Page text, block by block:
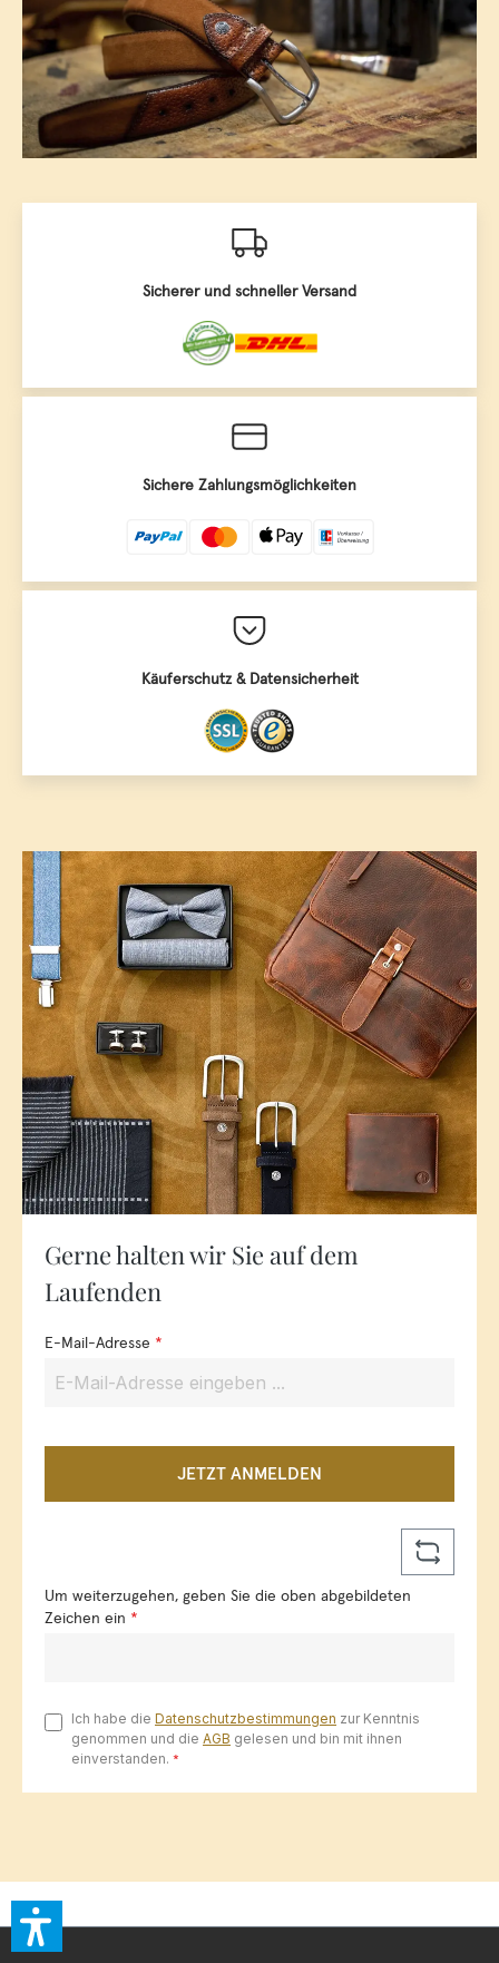
Sicherer und schneller Versand
Sichere Zahlungsmöglichkeiten
Käuferschutz & Datensicherheit
Gerne halten wir Sie auf dem
Laufenden
E-Mail-Adresse *
JETZT ANMELDEN
Um weiterzugehen, geben Sie die oben abgebildeten
Zeichen ein *
Ich habe die Datenschutzbestimmungen zur Kenntnis
genommen und die AGB gelesen und bin mit ihnen
einverstanden. *